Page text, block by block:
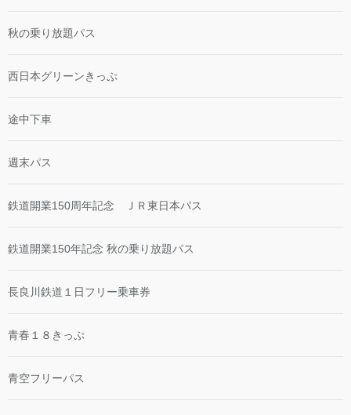
秋の乗り放題パス
西日本グリーンきっぷ
途中下車
週末パス
鉄道開業150周年記念 ＪＲ東日本パス
鉄道開業150年記念 秋の乗り放題パス
長良川鉄道１日フリー乗車券
青春１８きっぷ
青空フリーパス